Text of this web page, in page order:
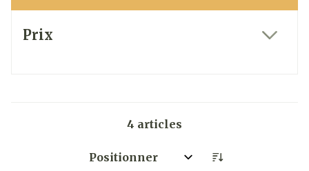
Prix
4 articles
Trier par: